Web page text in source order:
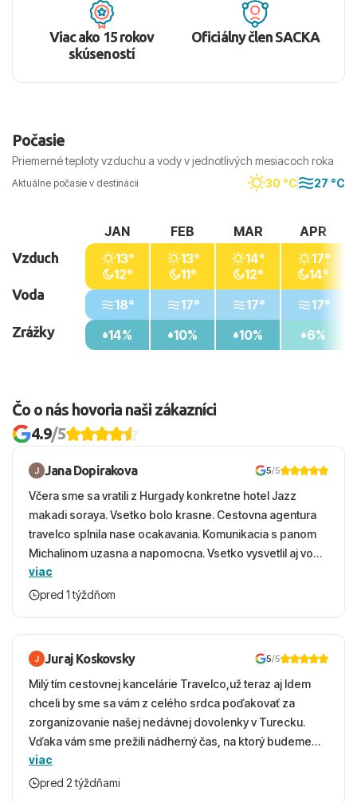
Viac ako 15 rokov
skúseností
Oficiálny člen SACKA
Počasie
Priemerné teploty vzduchu a vody v jednotlivých mesiacoch roka
Aktuálne počasie v destinácii 30 °C 27 °C
Vzduch
Voda
Zrážky
JAN
13°
12°
18°
14%
FEB
13°
11°
17°
10%
MAR
14°
12°
17°
10%
APR
17°
14°
17°
6%
Čo o nás hovoria naši zákazníci
4.9/5
Jana Dopirakova 5/5
Včera sme sa vratili z Hurgady konkretne hotel Jazz
makadi soraya. Vsetko bolo krasne. Cestovna agentura
travelco splnila nase ocakavania. Komunikacia s panom
Michalinom uzasna a napomocna. Vsetko vysvetlil aj vo
vecernych hodinach zaco sa ospravedlnujem. Hotel
krasny, cisty. Sluzby top. Strava, prostredie, more,
viac
pred 1 týždňom
Juraj Koskovsky 5/5
Milý tím cestovnej kancelárie Travelco,už teraz aj Idem
chceli by sme sa vám z celého srdca poďakovať za
zorganizovanie našej nedávnej dovolenky v Turecku.
Vďaka vám sme prežili nádherný čas, na ktorý budeme
ešte dlho s úsmevom spomínať. ​Všetko prebehlo
absolútne hladko – od prvotného výberu zájazdu, cez
viac
pred 2 týždňami